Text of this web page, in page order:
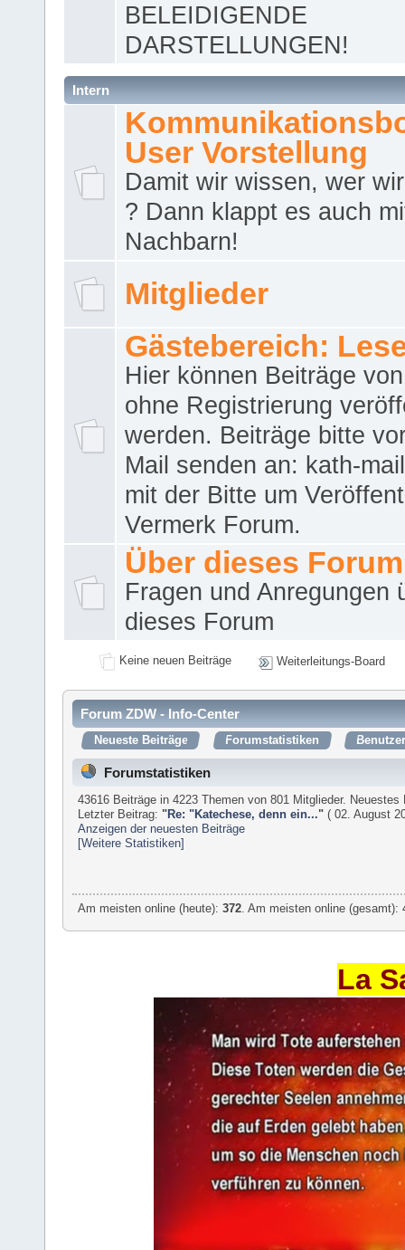
BELEIDIGENDE
DARSTELLUNGEN!
Intern
User Vorstellung
Damit wir wissen, wer
? Dann klappt es auch
Nachbarn!
Mitglieder
Gästebereich:
Hier können Beiträge
ohne Registrierung
werden. Beiträge bitte
Mail senden an: kath-
mit der Bitte um
Vermerk Forum.
Über dieses Forum
Fragen und Anregungen
dieses Forum
Keine neuen Beiträge Weiterleitungs-Board
Forum ZDW - Info-Center
Neueste Beiträge Forumstatistiken
Forumstatistiken
43616 Beiträge in 4223 Themen von 801 Mitglieder.
Letzter Beitrag: "Re: "Katechese, denn ein..." ( 02. August
Anzeigen der neuesten Beiträge
[Weitere Statistiken]
Am meisten online (heute):372 . Am meisten online
La